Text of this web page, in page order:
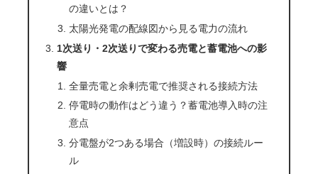
の違いとは？
太陽光発電の配線図から見る電力の流れ
1次送り・2次送りで変わる売電と蓄電池への影
響
全量売電と余剰売電で推奨される接続方法
停電時の動作はどう違う？蓄電池導入時の注
意点
分電盤が2つある場合（増設時）の接続ルー
ル